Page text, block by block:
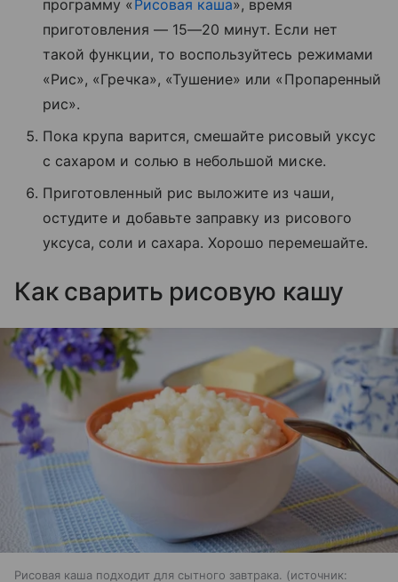
программу « Рисовая каша», время
приготовления — 15—20 минут. Если нет
такой функции, то воспользуйтесь режимами
«Рис», «Гречка», «Тушение» или «Пропаренный
рис».
Пока крупа варится, смешайте рисовый уксус
с сахаром и солью в небольшой миске.
Приготовленный рис выложите из чаши,
остудите и добавьте заправку из рисового
уксуса, соли и сахара. Хорошо перемешайте.
Как сварить рисовую кашу
Рисовая каша подходит для сытного завтрака. источник: